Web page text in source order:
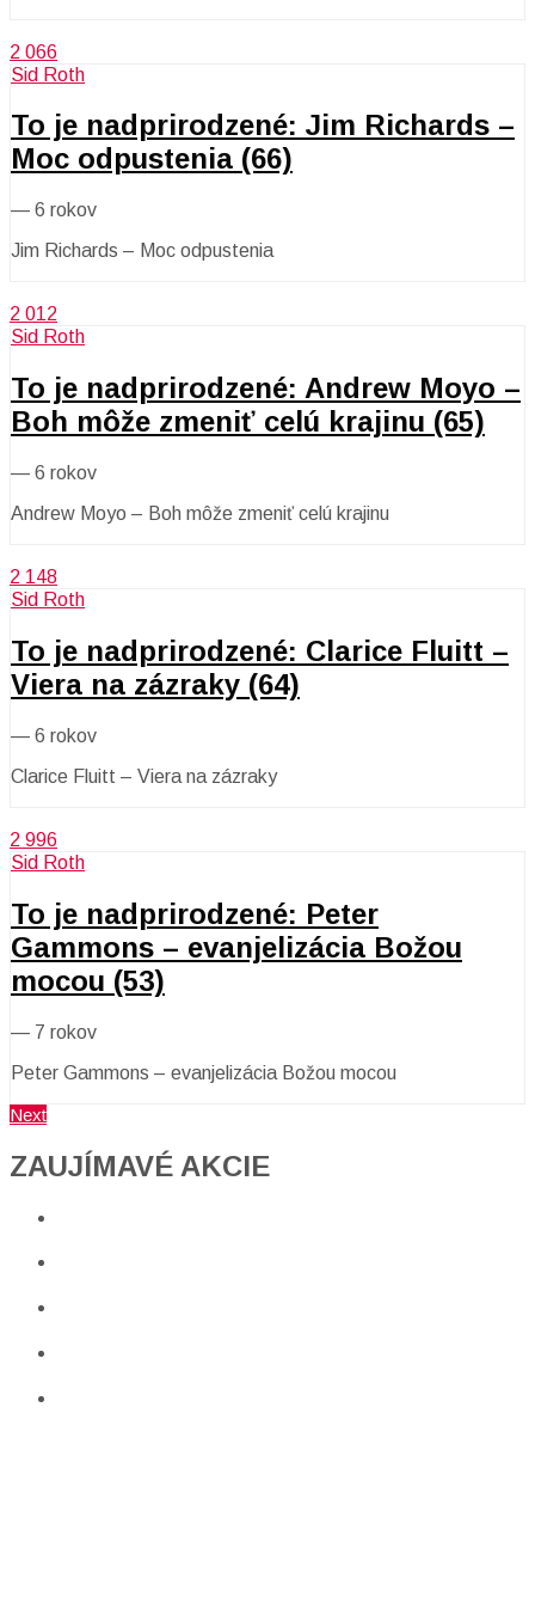
2 066
Sid Roth
To je nadprirodzené: Jim Richards –
Moc odpustenia (66)
— 6 rokov
Jim Richards – Moc odpustenia
2 012
Sid Roth
To je nadprirodzené: Andrew Moyo –
Boh môže zmeniť celú krajinu (65)
— 6 rokov
Andrew Moyo – Boh môže zmeniť celú krajinu
2 148
Sid Roth
To je nadprirodzené: Clarice Fluitt –
Viera na zázraky (64)
— 6 rokov
Clarice Fluitt – Viera na zázraky
2 996
Sid Roth
To je nadprirodzené: Peter
Gammons – evanjelizácia Božou
mocou (53)
— 7 rokov
Peter Gammons – evanjelizácia Božou mocou
Next
ZAUJÍMAVÉ AKCIE​